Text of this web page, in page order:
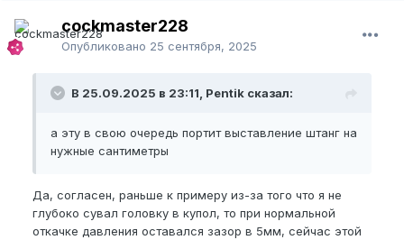
cockmaster228
Опубликовано 25 сентября, 2025
В 25.09.2025 в 23:11, Pentik сказал:
а эту в свою очередь портит выставление штанг на
нужные сантиметры
Да, согласен, раньше к примеру из-за того что я не
глубоко сувал головку в купол, то при нормальной
откачке давления оставался зазор в 5мм, сейчас этой